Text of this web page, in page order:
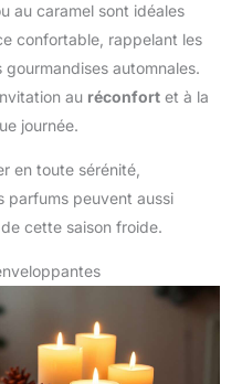
au caramel sont idéales
confortable, rappelant les
automnales.
au réconfort et à la
journée.
en toute sérénité,
parfums peuvent aussi
cette saison froide.